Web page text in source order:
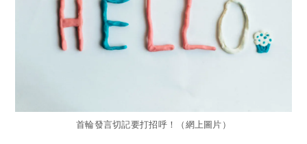
首輪發言切記要打招呼！（網上圖片）